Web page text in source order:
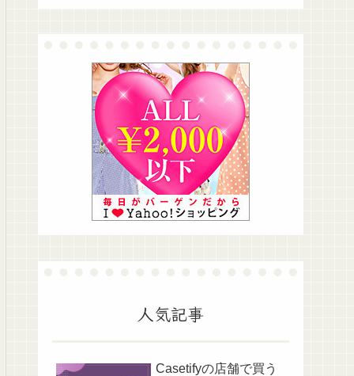
人気記事
Casetifyの店舗で買う